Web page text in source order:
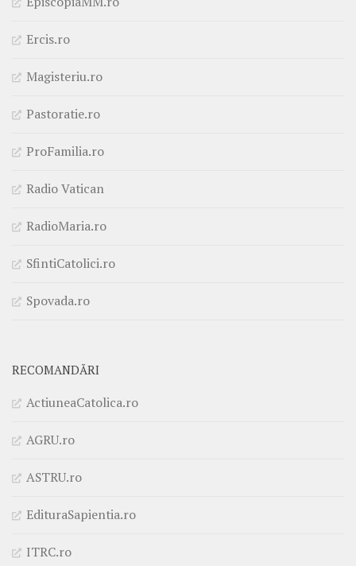
Ercis.ro
Magisteriu.ro
Pastoratie.ro
ProFamilia.ro
Radio Vatican
RadioMaria.ro
SfintiCatolici.ro
Spovada.ro
RECOMANDĂRI
ActiuneaCatolica.ro
AGRU.ro
ASTRU.ro
EdituraSapientia.ro
ITRC.ro